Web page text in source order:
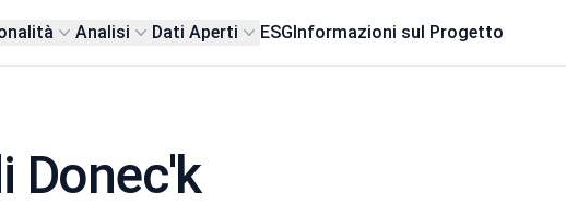
Analisi Dati Aperti ESGInformazioni sul Progetto
Donec'k